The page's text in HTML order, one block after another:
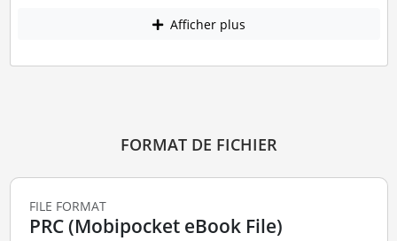
Afficher plus
FORMAT DE FICHIER
FILE FORMAT
PRC (Mobipocket eBook File)